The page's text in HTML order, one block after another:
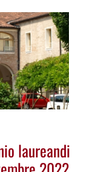
laureandi